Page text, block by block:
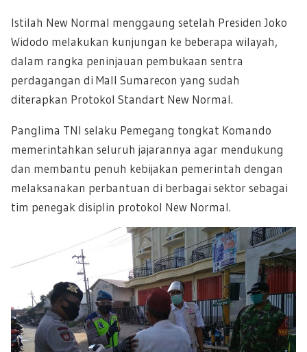
Istilah New Normal menggaung setelah Presiden Joko
Widodo melakukan kunjungan ke beberapa wilayah,
dalam rangka peninjauan pembukaan sentra
perdagangan di Mall Sumarecon yang sudah
diterapkan Protokol Standart New Normal.
Panglima TNI selaku Pemegang tongkat Komando
memerintahkan seluruh jajarannya agar mendukung
dan membantu penuh kebijakan pemerintah dengan
melaksanakan perbantuan di berbagai sektor sebagai
tim penegak disiplin protokol New Normal.